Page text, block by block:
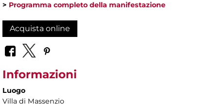
> Programma completo della manifestazione
Acquista online
Informazioni
Luogo
Villa di Massenzio